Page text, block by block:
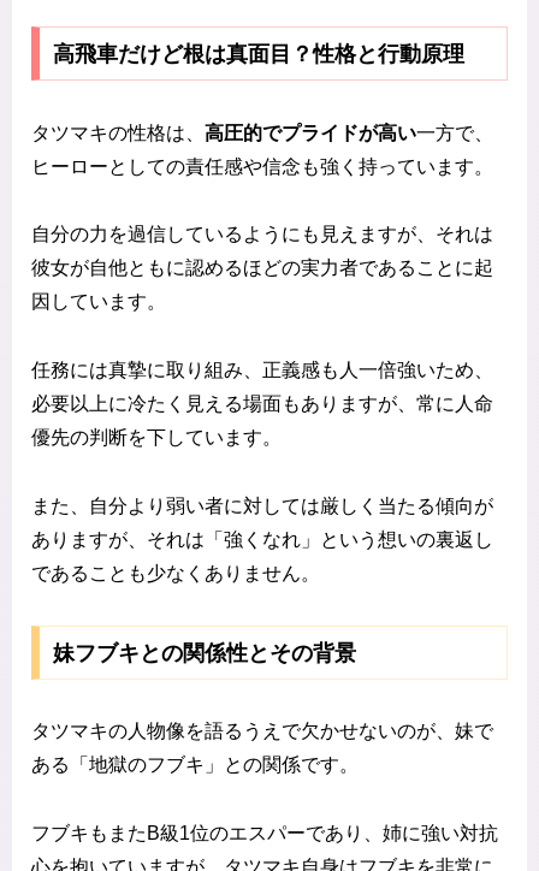
高飛車だけど根は真面目？性格と行動原理
タツマキの性格は、 高圧的でプライドが高い一方で、
ヒーローとしての責任感や信念も強く持っています。
自分の力を過信しているようにも見えますが、それは
彼女が自他ともに認めるほどの実力者であることに起
因しています。
任務には真摯に取り組み、正義感も人一倍強いため、
必要以上に冷たく見える場面もありますが、常に人命
優先の判断を下しています。
また、自分より弱い者に対しては厳しく当たる傾向が
ありますが、それは「強くなれ」という想いの裏返し
であることも少なくありません。
妹フブキとの関係性とその背景
タツマキの人物像を語るうえで欠かせないのが、妹で
ある「地獄のフブキ」との関係です。
フブキもまたB級1位のエスパーであり、姉に強い対抗